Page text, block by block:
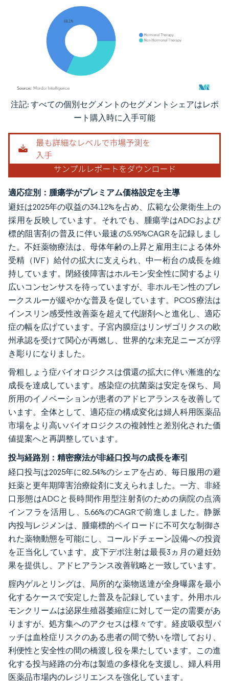
画像 © Mordor Intelligence。再利用にはCC BY 4.0の表示が必要です。
注記: すべての個別セグメントのセグメントシェアはレポ
ート購入時に入手可能
適応症別：腫瘍学がプレミアム価格設定を主導
避妊は2025年の収益の34.12%を占め、広範な公衆衛生上の
採用を反映しています。それでも、腫瘍学はADCおよび
標的阻害剤の普及に伴い最速の5.95%CAGRを記録しまし
た。不妊薬物療法は、母体年齢の上昇と雇用主による体外
受精（IVF）給付の拡大に支えられ、中一桁台の成長を維
持しています。閉経後障害はホルモン安全性に関するより
広いコンセンサスを待っていますが、非ホルモン性のブレ
ークスルーが緩やかな普及を促しています。PCOS療法は
インスリン感受性改善薬を超えて代謝剤へと進化し、適応
症の幅を広げています。子宮内膜症はリンザゴリクスの欧
州承認を受けて関心が再燃し、世界的な未充足ニーズが浮
き彫りになりました。
骨粗しょう症バイオロジクスは償還の拡大に伴い漸進的な
成長を達成しています。感染症の抗菌薬は安定を保ち、局
所用のイノベーションが患者のアドヒアランスを改善して
います。全体として、適応症の構成変化は婦人科用医薬品
市場をより高いバイオロジクスの複雑性と差別化された価
値提案へと再調整しています。
投与経路別：精密療法が非経口投与の成長を牽引
経口投与は2025年に82.54%のシェアを占め、毎日服用の避
妊薬と更年期障害治療錠剤に支えられました。一方、非経
口形態はADCと長時間作用型注射剤のための病院の点滴
インフラを活用し、5.66%のCAGRで前進しました。静脈
内投与レジメンは、腫瘍標的ペイロードに不可欠な制御さ
れた薬物動態を可能にし、コールドチェーン設備への投資
を正当化しています。皮下デポ注射は最長3ヵ月の避妊効
果を提供し、アドヒアランス改善戦略と一致しています。
腟内ゲルとリングは、局所的な薬物送達が全身曝露を最小
化するケースで安定した普及を記録しています。外用ホル
モンクリームは泌尿生殖器萎縮症に対して一定の需要があ
りますが、処方集へのアクセスは様々です。経皮吸収型パ
ッチは血栓症リスクのある患者の間で勢いを増しており、
利便性と安全性の間の橋渡し役を果たしています。この進
化する投与経路の分布は製造の多様化を支援し、婦人科用
医薬品市場内のレジリエンスを強化しています。